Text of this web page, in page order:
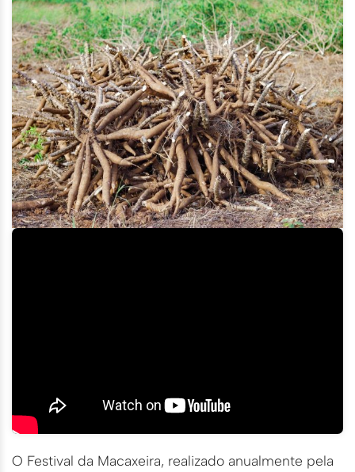
O Festival da Macaxeira, realizado anualmente pela